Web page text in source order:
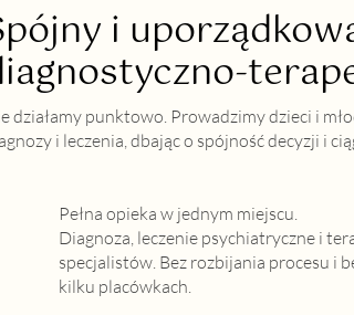
i
działamy punktowo. Prowadzimy dzieci i
i leczenia, dbając o spójność decyzji i
Pełna opieka w jednym miejscu.
Diagnoza, leczenie psychiatryczne i
specjalistów. Bez rozbijania procesu i
kilku placówkach.